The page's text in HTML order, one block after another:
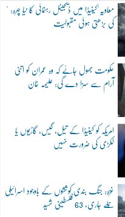
"معاویہ"کینیڈا میں ڈیجیٹل رہنمائی کا نیا چہرہ:
کی بڑھتی ہوئی مقبولیت
حکومت بھول جائے کہ وہ عمران کو اتنی
آرام سے سزا دے گی: علیمہ خان
امریکہ کو کینیڈا کے تیل، گیس، گاڑیوں یا
لکڑی کی ضرورت نہیں
غزہ: جنگ بندی کوششوں کے باوجود اسرائیلی
حملے جاری، 63 فلسطینی شہید